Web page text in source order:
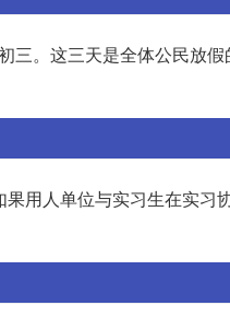
三。这三天是全体公民放
用人单位与实习生在实习